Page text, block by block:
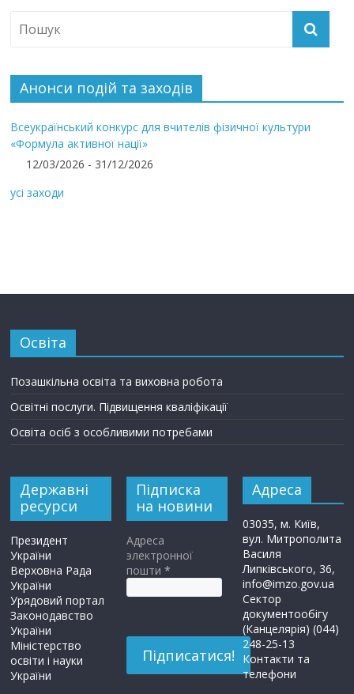
Анонси подій та заходів
Всеукраїнський конкурс для вчителів фізичної культури
«Формула активної нації»
12/03/2026 - 31/12/2026
усі заходи
Освіта
Позашкільна освіта та виховна робота
Освітні послуги. Підвищення кваліфікації
Освіта осіб з особливими потребами
Державні
ресурси
Президент
України
Верховна Рада
України
Урядовий портал
Законодавство
України
Міністерство
освіти і науки
України
Підписка
на новини
Адреса
электронної
пошти*
Адреса
03035, м. Київ,
вул. Митрополита
Василя
Липківського, 36,
info@imzo.gov.ua
Сектор
документообігу
(Канцелярія) (044)
248-25-13
Контакти та
телефони